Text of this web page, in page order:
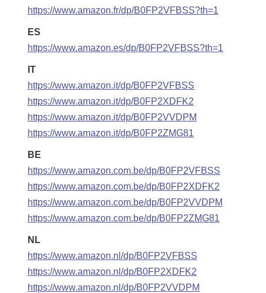
https://www.amazon.fr/dp/B0FP2VFBSS?th=1
ES
https://www.amazon.es/dp/B0FP2VFBSS?th=1
IT
https://www.amazon.it/dp/B0FP2VFBSS
https://www.amazon.it/dp/B0FP2XDFK2
https://www.amazon.it/dp/B0FP2VVDPM
https://www.amazon.it/dp/B0FP2ZMG81
BE
https://www.amazon.com.be/dp/B0FP2VFBSS
https://www.amazon.com.be/dp/B0FP2XDFK2
https://www.amazon.com.be/dp/B0FP2VVDPM
https://www.amazon.com.be/dp/B0FP2ZMG81
NL
https://www.amazon.nl/dp/B0FP2VFBSS
https://www.amazon.nl/dp/B0FP2XDFK2
https://www.amazon.nl/dp/B0FP2VVDPM